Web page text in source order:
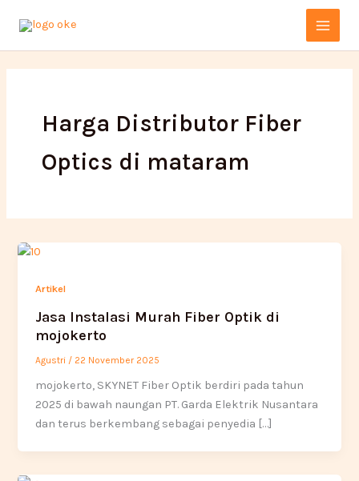
Main
Menu
Harga Distributor Fiber
Optics di mataram
Artikel
Jasa Instalasi Murah Fiber Optik di
mojokerto
Agustri / 22 November 2025
mojokerto, SKYNET Fiber Optik berdiri pada tahun
2025 di bawah naungan PT. Garda Elektrik Nusantara
dan terus berkembang sebagai penyedia […]